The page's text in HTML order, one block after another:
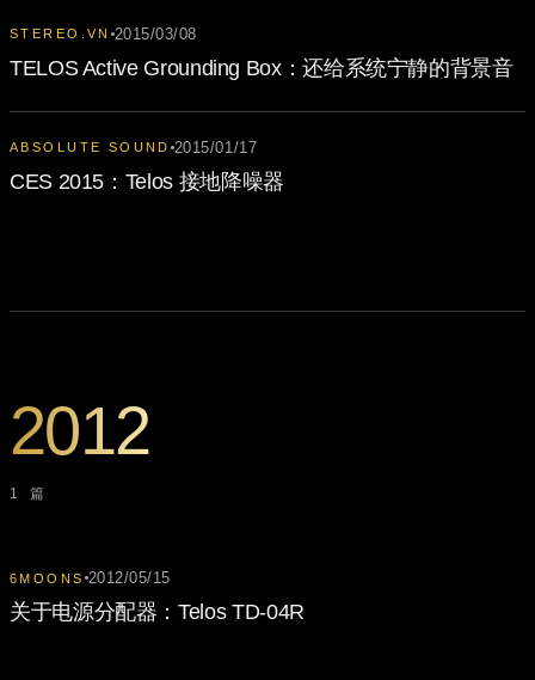
STEREO.VN 2015/03/08
TELOS Active Grounding Box：还给系统宁静的背景音
ABSOLUTE SOUND 2015/01/17
CES 2015：Telos 接地降噪器
2012
1 篇
6MOONS 2012/05/15
关于电源分配器：Telos TD-04R